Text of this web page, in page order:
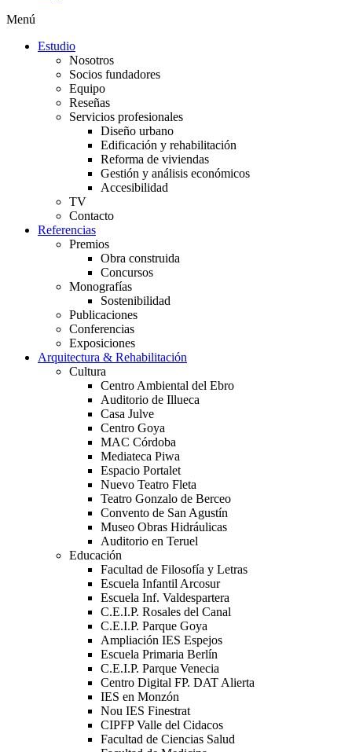
Menú
Estudio
Nosotros
Socios fundadores
Equipo
Reseñas
Servicios profesionales
Diseño urbano
Edificación y rehabilitación
Reforma de viviendas
Gestión y análisis económicos
Accesibilidad
TV
Contacto
Referencias
Premios
Obra construida
Concursos
Monografías
Sostenibilidad
Publicaciones
Conferencias
Exposiciones
Arquitectura & Rehabilitación
Cultura
Centro Ambiental del Ebro
Auditorio de Illueca
Casa Julve
Centro Goya
MAC Córdoba
Mediateca Piwa
Espacio Portalet
Nuevo Teatro Fleta
Teatro Gonzalo de Berceo
Convento de San Agustín
Museo Obras Hidráulicas
Auditorio en Teruel
Educación
Facultad de Filosofía y Letras
Escuela Infantil Arcosur
Escuela Inf. Valdespartera
C.E.I.P. Rosales del Canal
C.E.I.P. Parque Goya
Ampliación IES Espejos
Escuela Primaria Berlín
C.E.I.P. Parque Venecia
Centro Digital FP. DAT Alierta
IES en Monzón
Nou IES Finestrat
CIPFP Valle del Cidacos
Facultad de Ciencias Salud